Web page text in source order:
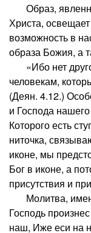
Образ,
Христа,
возможность в
образа Божия, а
«Ибо нет
человекам,
(Деян. 4.12.)
и Господа
Которого есть
ниточка,
иконе, мы
Бог в иконе, а
присутствия и
Молитва,
Господь
наш, Иже еси на